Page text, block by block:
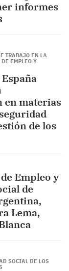
informes
TRABAJO EN LA
EMPLEO Y
en materias
de los
Empleo y
de
Lema,
SOCIAL DE LOS